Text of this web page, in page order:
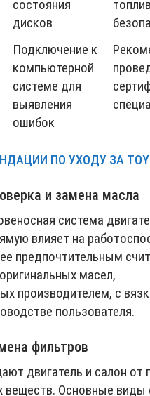
состояния
дисков
Подключение к
компьютерной
системе для
выявления
ошибок
ПО УХОДУ ЗА
и замена масла
система
влияет на
предпочтительным
масел,
производителем, с
пользователя.
фильтров
двигатель и салон от
веществ. Основные виды